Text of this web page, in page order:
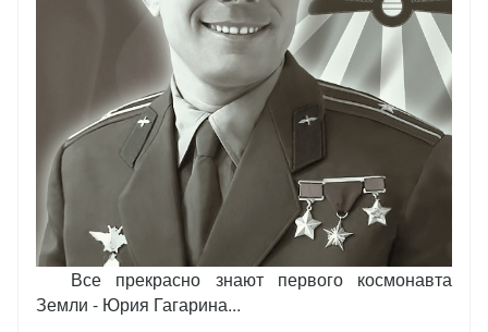
Все прекрасно знают первого космонавта
Земли - Юрия Гагарина...